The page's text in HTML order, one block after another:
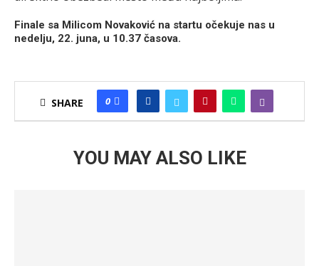
Finale sa Milicom Novaković na startu očekuje nas u
nedelju, 22. juna, u 10.37 časova.
SHARE 0
YOU MAY ALSO LIKE